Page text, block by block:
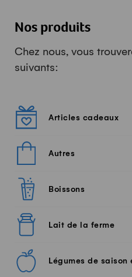
Nos produits
Chez nous, vous
suivants:
Articles cadeaux
Autres
Boissons
Lait de la ferme
Légumes de saison